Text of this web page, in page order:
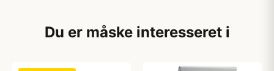
Du er måske interesseret i